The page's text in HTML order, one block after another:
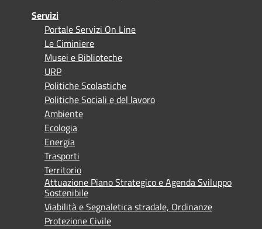
Servizi
Portale Servizi On Line
Le Ciminiere
Musei e Biblioteche
URP
Politiche Scolastiche
Politiche Sociali e del lavoro
Ambiente
Ecologia
Energia
Trasporti
Territorio
Attuazione Piano Strategico e Agenda Sviluppo
Sostenibile
Viabilità e Segnaletica stradale, Ordinanze
Protezione Civile